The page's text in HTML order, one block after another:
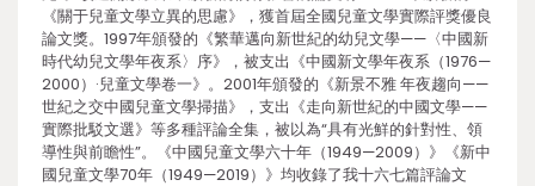
《關于兒童文學立異的思慮》，獲首屆全國兒童文學實際評獎優良
論文獎。1997年頒發的《繁華邁向新世紀的幼兒文學——〈中國新
時代幼兒文學年夜系〉序》，被支出《中國新文學年夜系（1976—
2000）·兒童文學卷一》。2001年頒發的《新景不雅 年夜趨向——
世紀之交中國兒童文學掃描》，支出《走向新世紀的中國文學——
實際批駁文選》等多種評論全集，被以為“具有光鮮的針對性、領
導性與前瞻性”。《中國兒童文學六十年（1949—2009）》《新中
國兒童文學70年（1949—2019）》均收錄了我十六七篇評論文